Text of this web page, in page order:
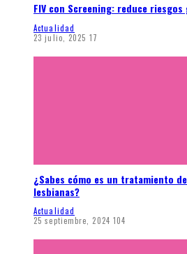
FIV con Screening: reduce
Actualidad
23 julio, 2025 17
¿Sabes cómo es un tratamiento
lesbianas?
Actualidad
25 septiembre, 2024 104